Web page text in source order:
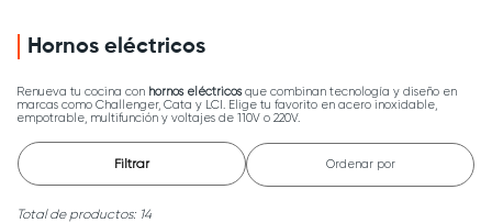
Hornos eléctricos
Renueva tu cocina con hornos eléctricosque combinan tecnología y diseño en
marcas como Challenger, Cata y LCI. Elige tu favorito en acero inoxidable,
empotrable, multifunción y voltajes de 110V o 220V.
Filtrar Ordenar por
14